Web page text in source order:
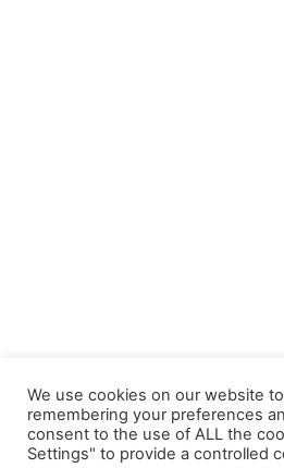
We use cookies on our website
remembering your preferences
consent to the use of ALL the
Settings" to provide a controlled